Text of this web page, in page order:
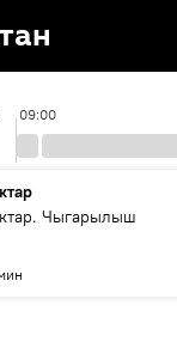
09:00
Чыгарылыш